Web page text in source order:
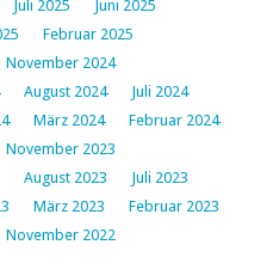
Juli 2025
Juni 2025
Februar 2025
November 2024
August 2024
Juli 2024
März 2024
Februar 2024
November 2023
August 2023
Juli 2023
März 2023
Februar 2023
November 2022